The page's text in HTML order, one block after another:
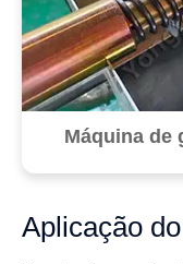
Máquina de
Aplicação